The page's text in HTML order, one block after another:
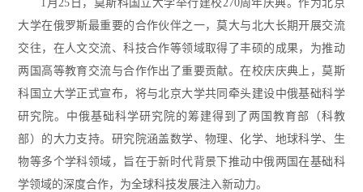
1月25日，莫斯科国立大学举行建校270周年庆典。作为北京
大学在俄罗斯最重要的合作伙伴之一，莫大与北大长期开展交流
交往，在人文交流、科技合作等领域取得了丰硕的成果，为推动
两国高等教育交流与合作作出了重要贡献。在校庆庆典上，莫斯
科国立大学正式宣布，将与北京大学共同牵头建设中俄基础科学
研究院。中俄基础科学研究院的筹建得到了两国教育部（科教
部）的大力支持。研究院涵盖数学、物理、化学、地球科学、生
物等多个学科领域，旨在于新时代背景下推动中俄两国在基础科
学领域的深度合作，为全球科技发展注入新动力。